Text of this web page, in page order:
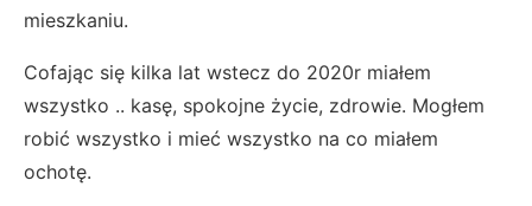
mieszkaniu.
Cofając się kilka lat wstecz do 2020r miałem
wszystko .. kasę, spokojne życie, zdrowie. Mogłem
robić wszystko i mieć wszystko na co miałem
ochotę.